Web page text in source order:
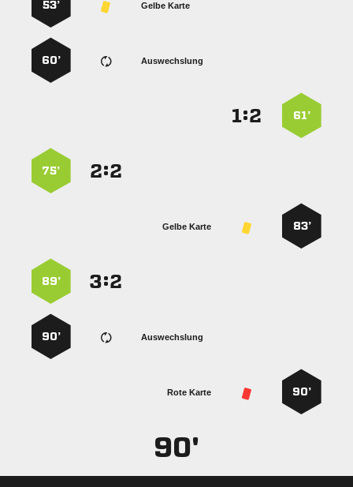
Gelbe Karte
53’
Auswechslung
60’
61’
:
:
75’
83’
Gelbe Karte
:
89’
Auswechslung
90’
90’
Rote Karte
90'